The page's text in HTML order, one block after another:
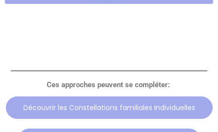
Ces approches peuvent se compléter:
Découvrir les Constellations familiales Individuelles